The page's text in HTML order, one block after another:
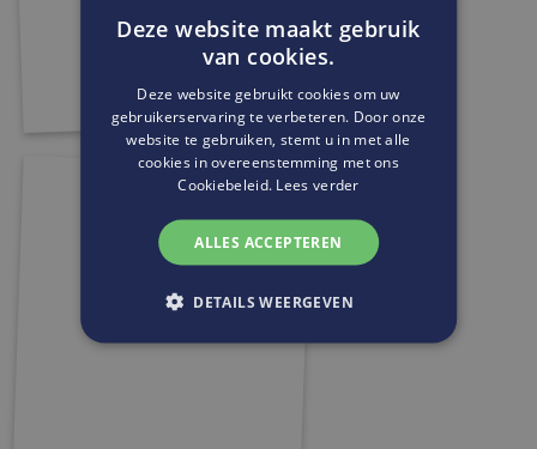
Deze website maakt gebruik
van cookies.
Deze website gebruikt cookies om uw
gebruikerservaring te verbeteren. Door onze
website te gebruiken, stemt u in met alle
cookies in overeenstemming met ons
Cookiebeleid. Lees verder
ALLES ACCEPTEREN
DETAILS WEERGEVEN